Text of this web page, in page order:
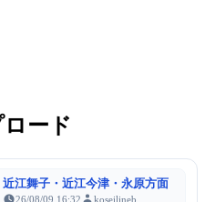
ード
近江舞子・近江今津・永原方面
26/08/09 16:32 koseilineb